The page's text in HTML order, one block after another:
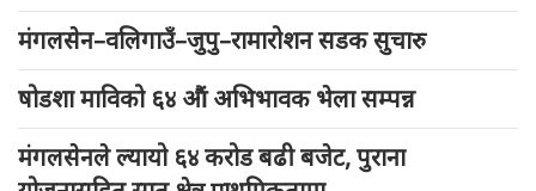
मंगलसेन–वलिगाउँ–जुपु–रामारोशन सडक सुचारु
षोडशा माविको ६४ औं अभिभावक भेला सम्पन्न
मंगलसेनले ल्यायो ६४ करोड बढी बजेट, पुराना